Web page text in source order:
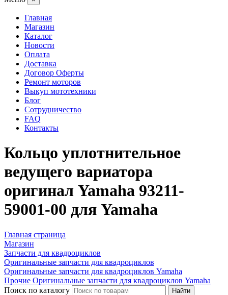
Главная
Магазин
Каталог
Новости
Оплата
Доставка
Договор Оферты
Ремонт моторов
Выкуп мототехники
Блог
Сотрудничество
FAQ
Контакты
Кольцо уплотнительное
ведущего вариатора
оригинал Yamaha 93211-
59001-00 для Yamaha
Главная страница
Магазин
Запчасти для квадроциклов
Оригинальные запчасти для квадроциклов
Оригинальные запчасти для квадроциклов Yamaha
Прочие Оригинальные запчасти для квадроциклов Yamaha
Поиск по каталогу
Найти